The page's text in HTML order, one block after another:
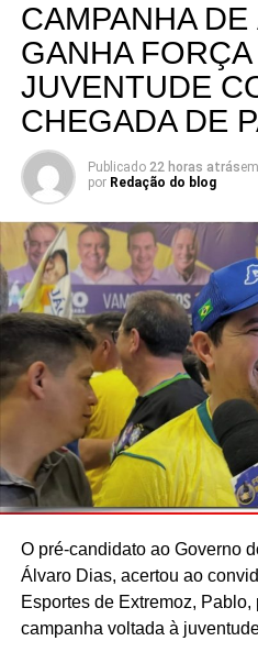
construção de uma
presença em todas as
diálogo com a população e
com o futuro dos potiguares.
CAMPANHA DE
GANHA FORÇA
JUVENTUDE
CHEGADA DE
Publicado 22 horas atrásem
por Redação do blog
O pré-candidato ao Governo
Álvaro Dias, acertou ao
Esportes de Extremoz,
campanha voltada à